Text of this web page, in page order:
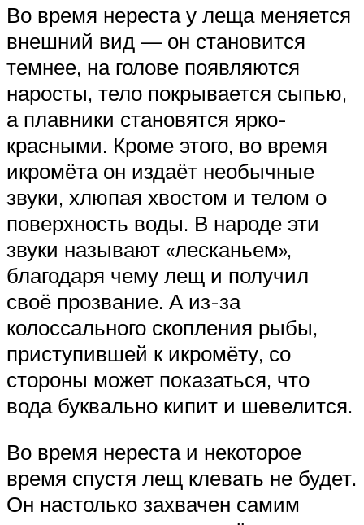
Во время нереста у леща меняется
внешний вид — он становится
темнее, на голове появляются
наросты, тело покрывается сыпью,
а плавники становятся ярко-
красными. Кроме этого, во время
икромёта он издаёт необычные
звуки, хлюпая хвостом и телом о
поверхность воды. В народе эти
звуки называют «лесканьем»,
благодаря чему лещ и получил
своё прозвание. А из-за
колоссального скопления рыбы,
приступившей к икромёту, со
стороны может показаться, что
вода буквально кипит и шевелится.
Во время нереста и некоторое
время спустя лещ клевать не будет.
Он настолько захвачен самим